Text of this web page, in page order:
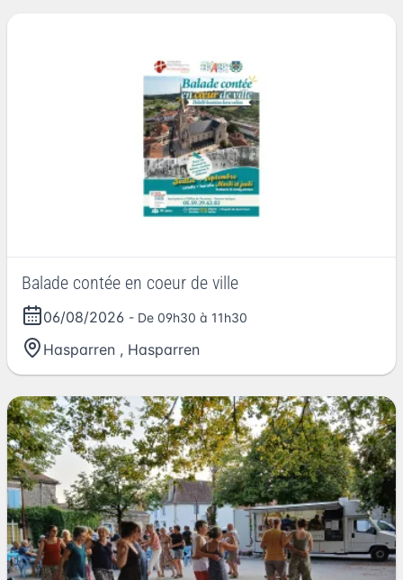
Balade contée en coeur de ville
06/08/2026 - De 09h30 à 11h30
Hasparren , Hasparren